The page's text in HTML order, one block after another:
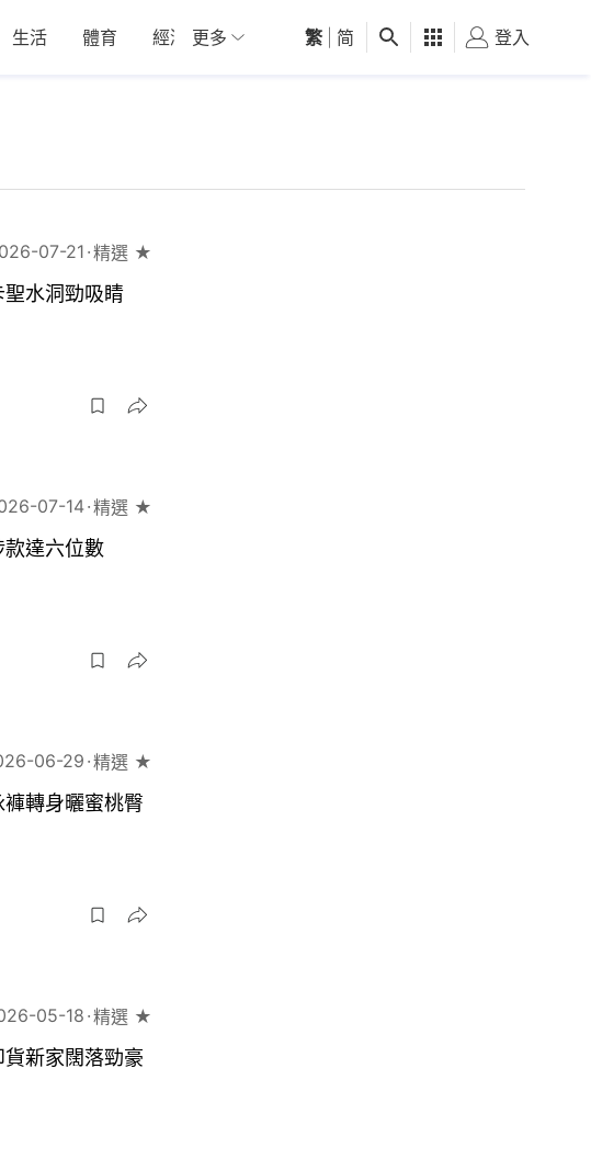
生活 體育 經濟 01深圳 觀點 健康 好食玩飛
更多 繁 简 登入
07-21 精選 ★
水洞勁吸睛
07-14 精選 ★
達六位數
06-29 精選 ★
轉身曬蜜桃臀
05-18 精選 ★
新家闊落勁豪